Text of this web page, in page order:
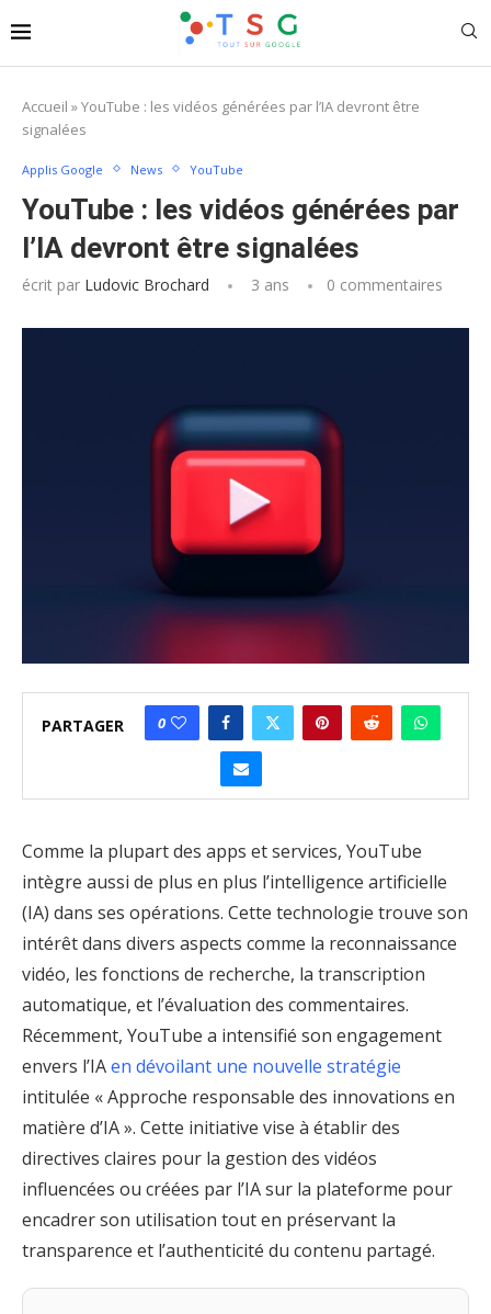
Accueil »YouTube : les vidéos générées par l’IA devront être
signalées
Applis Google News YouTube
YouTube : les vidéos générées par
l’IA devront être signalées
écrit par Ludovic Brochard 3 ans 0 commentaires
PARTAGER 0
Comme la plupart des apps et services, YouTube
intègre aussi de plus en plus l’intelligence artificielle
(IA) dans ses opérations. Cette technologie trouve son
intérêt dans divers aspects comme la reconnaissance
vidéo, les fonctions de recherche, la transcription
automatique, et l’évaluation des commentaires.
Récemment, YouTube a intensifié son engagement
envers l’IAen dévoilant une nouvelle stratégie
intitulée « Approche responsable des innovations en
matière d’IA ». Cette initiative vise à établir des
directives claires pour la gestion des vidéos
influencées ou créées par l’IA sur la plateforme pour
encadrer son utilisation tout en préservant la
transparence et l’authenticité du contenu partagé.